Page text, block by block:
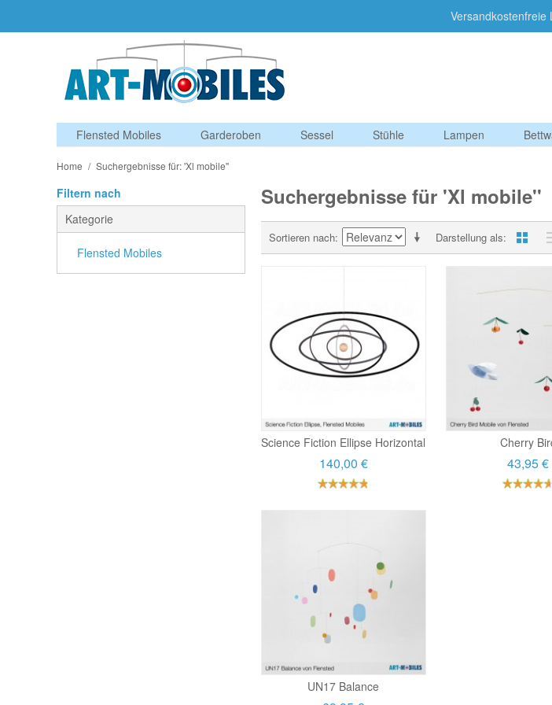
Flensted Mobiles Garderoben Sessel Stühle Lampen
Home / Suchergebnisse für: 'Xl mobile''
Filtern nach
Kategorie
Flensted Mobiles
Suchergebnisse für 'Xl mobile''
Darstellung als
Sortieren nach
Science Fiction Ellipse Horizontal
140,00 €
Cherry
43,95 €
UN17 Balance